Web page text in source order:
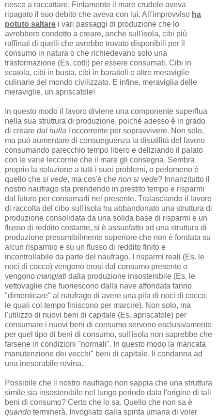
riesce a raccattare. Finlamente il mare crudele aveva
ripagato il suo debito che aveva con lui. All'improvviso ha
potuto saltare i vari passaggi di produzione che lo
avrebbero condotto a creare, anche sull'isola, cibi più
raffinati di quelli che avrebbe trovato disponibili per il
consumo in natura o che richiedevano solo una
trasformazione (Es. cotti) per essere consumati. Cibi in
scatola, cibi in busta, cibi in barattoli e altre meraviglie
culinarie del mondo civilizzato. E infine, meraviglia delle
meraviglie, un apriscatole!
In questo modo il lavoro diviene una componente superflua
nella sua struttura di produzione, poiché adesso è in grado
di creare dal nulla l'occorrente per sopravvivere. Non solo,
ma può aumentare di consueguenza la disutilità del lavoro
consumando parecchio tempo libero e deliziando il palato
con le varie leccornie che il mare gli consegna. Sembra
proprio la soluzione a tutti i suoi problemi, o perlomeno è
quello che si vede, ma cos'è che non si vede? Innanzitutto il
nostro naufrago sta prendendo in prestito tempo e risparmi
dal futuro per consumarli nel presente. Tralasciando il lavoro
di raccolta del cibo sull'isola ha abbandonato una struttura di
produzione consolidata da una solida base di risparmi e un
flusso di reddito costante, si è assuefatto ad una struttura di
produzione presumibilmente superiore che non è fondata su
alcun risparmio e su un flusso di reddito finito e
incontrollabile da parte del naufrago. I risparmi reali (Es. le
noci di cocco) vengono erosi dal consumo presente o
vengono mangiati dalla produzione insostenibile (Es. le
vettovaglie che fuoriescono dalla nave affondata fanno
"dimenticare" al naufrago di avere una pila di noci di cocco,
le quali col tempo finiscono per marcire). Non solo, ma
l'utilizzo di nuovi beni di capitale (Es. apriscatole) per
consumare i nuovi beni di consumo servono esclusivamente
per quel tipo di beni di consumo, sull'isola non saprebbe che
farsene in condizioni "normali". In questo modo la mancata
manutenzione dei vecchi" beni di capitale, li condanna ad
una inesorabile rovina.
Possibile che il nostro naufrago non sappia che una struttura
simile sia insostenibile nel lungo periodo data l'origine di tali
beni di consumo? Certo che lo sa. Quello che non sa è
quando terminerà. Invogliato dalla spinta umana di voler